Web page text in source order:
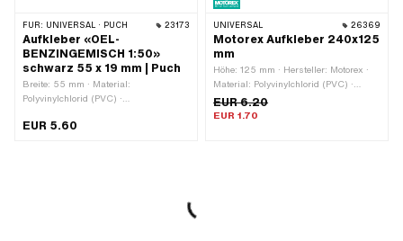
FÜR: UNIVERSAL · PUCH 23173
Aufkleber «OEL-
BENZINGEMISCH 1:50»
schwarz 55 x 19 mm | Puch
Breite: 55 mm · Material:
Polyvinylchlorid (PVC) ·
Farbe: schwarz · Beschaffenheit
EUR 5.60
UNIVERSAL 26369
Motorex Aufkleber 240x125
mm
Höhe: 125 mm · Hersteller: Motorex ·
Material: Polyvinylchlorid (PVC) ·
Verwendungsort: Universal · Breite:
240 mm · Beschaffenheit Rückseite:
EUR 6.20
EUR 1.70